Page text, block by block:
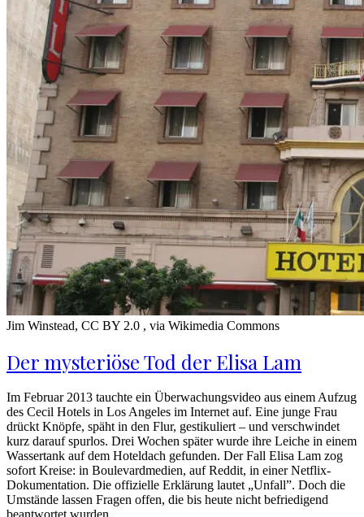
Jim Winstead, CC BY 2.0 , via Wikimedia Commons
Der mysteriöse Tod der Elisa Lam
Im Februar 2013 tauchte ein Überwachungsvideo aus einem Aufzug
des Cecil Hotels in Los Angeles im Internet auf. Eine junge Frau
drückt Knöpfe, späht in den Flur, gestikuliert – und verschwindet
kurz darauf spurlos. Drei Wochen später wurde ihre Leiche in einem
Wassertank auf dem Hoteldach gefunden. Der Fall Elisa Lam zog
sofort Kreise: in Boulevardmedien, auf Reddit, in einer Netflix-
Dokumentation. Die offizielle Erklärung lautet „Unfall”. Doch die
Umstände lassen Fragen offen, die bis heute nicht befriedigend
beantwortet wurden.